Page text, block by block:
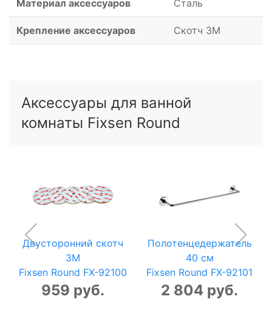
Материал аксессуаров Сталь
Крепление аксессуаров Скотч 3M
Аксессуары для ванной
комнаты Fixsen Round
Двусторонний скотч
3M
Fixsen Round FX-92100
959 руб.
Полотенцедержатель
40 см
Fixsen Round FX-92101
2 804 руб.